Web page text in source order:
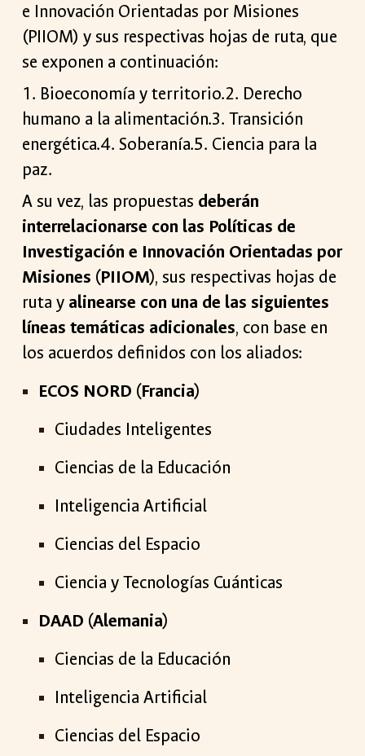
e Innovación Orientadas por Misiones
(PIIOM) y sus respectivas hojas de ruta, que
se exponen a continuación:
1. Bioeconomía y territorio.2. Derecho
humano a la alimentación.3. Transición
energética.4. Soberanía.5. Ciencia para la
paz.
A su vez, las propuestas deberán
interrelacionarse con las Políticas de
Investigación e Innovación Orientadas por
Misiones (PIIOM), sus respectivas hojas de
ruta y alinearse con una de las siguientes
líneas temáticas adicionales, con base en
los acuerdos definidos con los aliados:
ECOS NORD (Francia)
Ciudades Inteligentes
Ciencias de la Educación
Inteligencia Artificial
Ciencias del Espacio
Ciencia y Tecnologías Cuánticas
DAAD (Alemania)
Ciencias de la Educación
Inteligencia Artificial
Ciencias del Espacio